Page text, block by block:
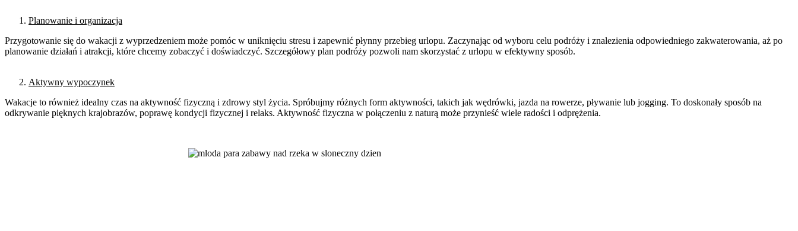
Planowanie i organizacja
Przygotowanie się do wakacji z wyprzedzeniem może pomóc w uniknięciu stresu i zapewnić płynny przebieg urlopu. Zaczynając od wyboru celu podróży i znalezienia odpowiedniego zakwaterowania, aż po
planowanie działań i atrakcji, które chcemy zobaczyć i doświadczyć. Szczegółowy plan podróży pozwoli nam skorzystać z urlopu w efektywny sposób.
Aktywny wypoczynek
Wakacje to również idealny czas na aktywność fizyczną i zdrowy styl życia. Spróbujmy różnych form aktywności, takich jak wędrówki, jazda na rowerze, pływanie lub jogging. To doskonały sposób na
odkrywanie pięknych krajobrazów, poprawę kondycji fizycznej i relaks. Aktywność fizyczna w połączeniu z naturą może przynieść wiele radości i odprężenia.